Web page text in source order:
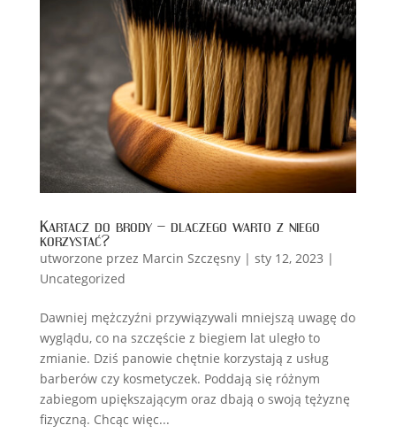
Kartacz do brody – dlaczego warto z niego
korzystać?
utworzone przez Marcin Szczęsny| sty 12, 2023 |
Uncategorized
Dawniej mężczyźni przywiązywali mniejszą uwagę do
wyglądu, co na szczęście z biegiem lat uległo to
zmianie. Dziś panowie chętnie korzystają z usług
barberów czy kosmetyczek. Poddają się różnym
zabiegom upiększającym oraz dbają o swoją tężyznę
fizyczną. Chcąc więc...